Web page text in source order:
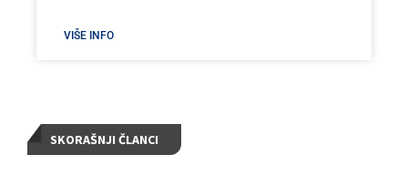
VIŠE INFO
SKORAŠNJI ČLANCI